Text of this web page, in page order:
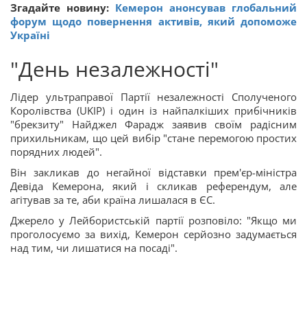
Згадайте новину: Кемерон анонсував глобальний
форум щодо повернення активів, який допоможе
Україні
"День незалежності"
Лідер ультраправої Партії незалежності Сполученого
Королівства (UKIP) і один із найпалкіших прибічників
"брекзиту" Найджел Фарадж заявив своїм радісним
прихильникам, що цей вибір "стане перемогою простих
порядних людей".
Він закликав до негайної відставки прем'єр-міністра
Девіда Кемерона, який і скликав референдум, але
агітував за те, аби країна лишалася в ЄС.
Джерело у Лейбористській партії розповіло: "Якщо ми
проголосуємо за вихід, Кемерон серйозно задумається
над тим, чи лишатися на посаді".